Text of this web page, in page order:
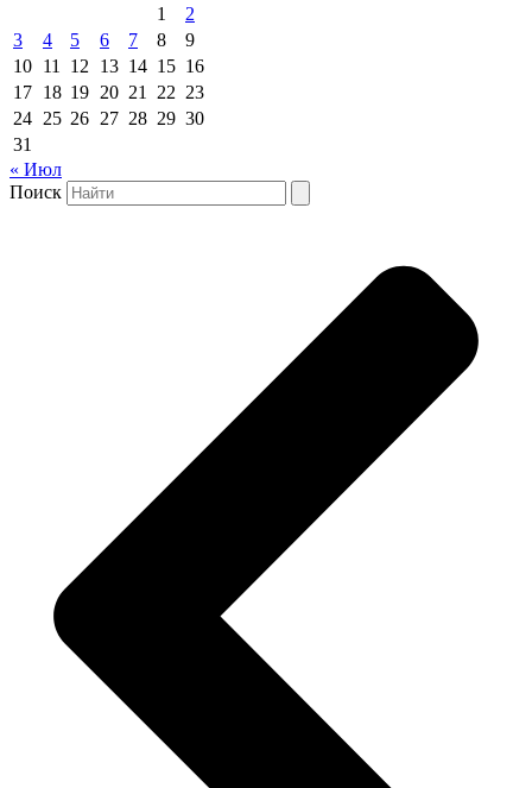
1
2
3
4 5 6 7 8
9
10 11 12 13 14 15 16
17 18 19 20 21 22 23
24 25 26 27 28 29 30
31
« Июл
Поиск